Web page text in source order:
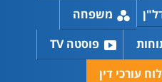
משפחה
פוסטה TV
לוח עורכי דין